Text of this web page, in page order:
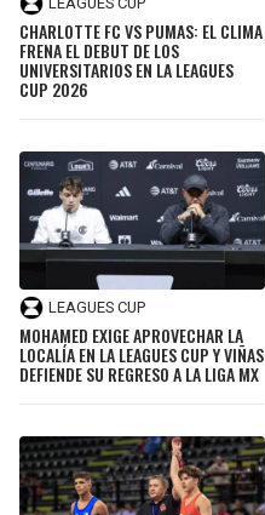
CHARLOTTE FC VS PUMAS: EL CLIMA
FRENA EL DEBUT DE LOS
UNIVERSITARIOS EN LA LEAGUES
CUP 2026
LEAGUES CUP
MOHAMED EXIGE APROVECHAR LA
LOCALÍA EN LA LEAGUES CUP Y VIÑAS
DEFIENDE SU REGRESO A LA LIGA MX